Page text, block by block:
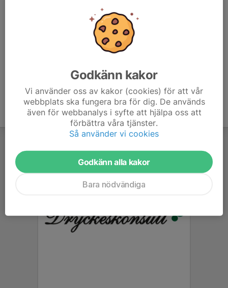
Godkänn kakor
Vi använder oss av kakor (cookies) för att vår
webbplats ska fungera bra för dig. De används
även för webbanalys i syfte att hjälpa oss att
förbättra våra tjänster.
Så använder vi cookies
Godkänn alla kakor
Bara nödvändiga